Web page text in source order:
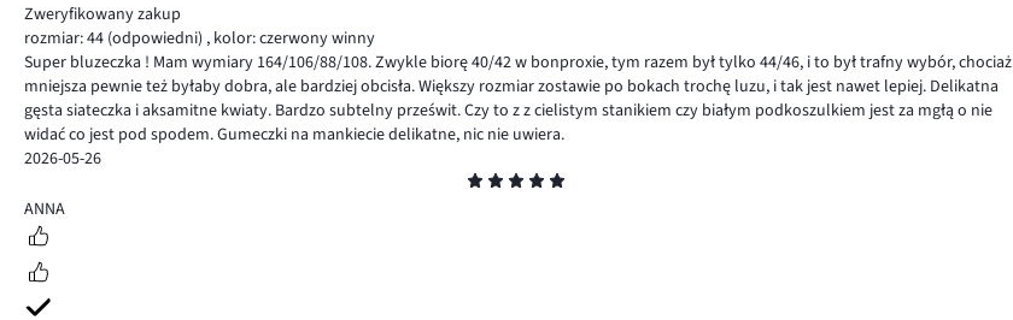
Zweryfikowany zakup
rozmiar: 44 (odpowiedni) , kolor: czerwony winny
Super bluzeczka ! Mam wymiary 164/106/88/108. Zwykle biorę 40/42 w bonproxie, tym razem był tylko 44/46, i to był trafny wybór, chociaż
mniejsza pewnie też byłaby dobra, ale bardziej obcisła. Większy rozmiar zostawie po bokach trochę luzu, i tak jest nawet lepiej. Delikatna
gęsta siateczka i aksamitne kwiaty. Bardzo subtelny prześwit. Czy to z z cielistym stanikiem czy białym podkoszulkiem jest za mgłą o nie
widać co jest pod spodem. Gumeczki na mankiecie delikatne, nic nie uwiera.
2026-05-26
5
ANNA